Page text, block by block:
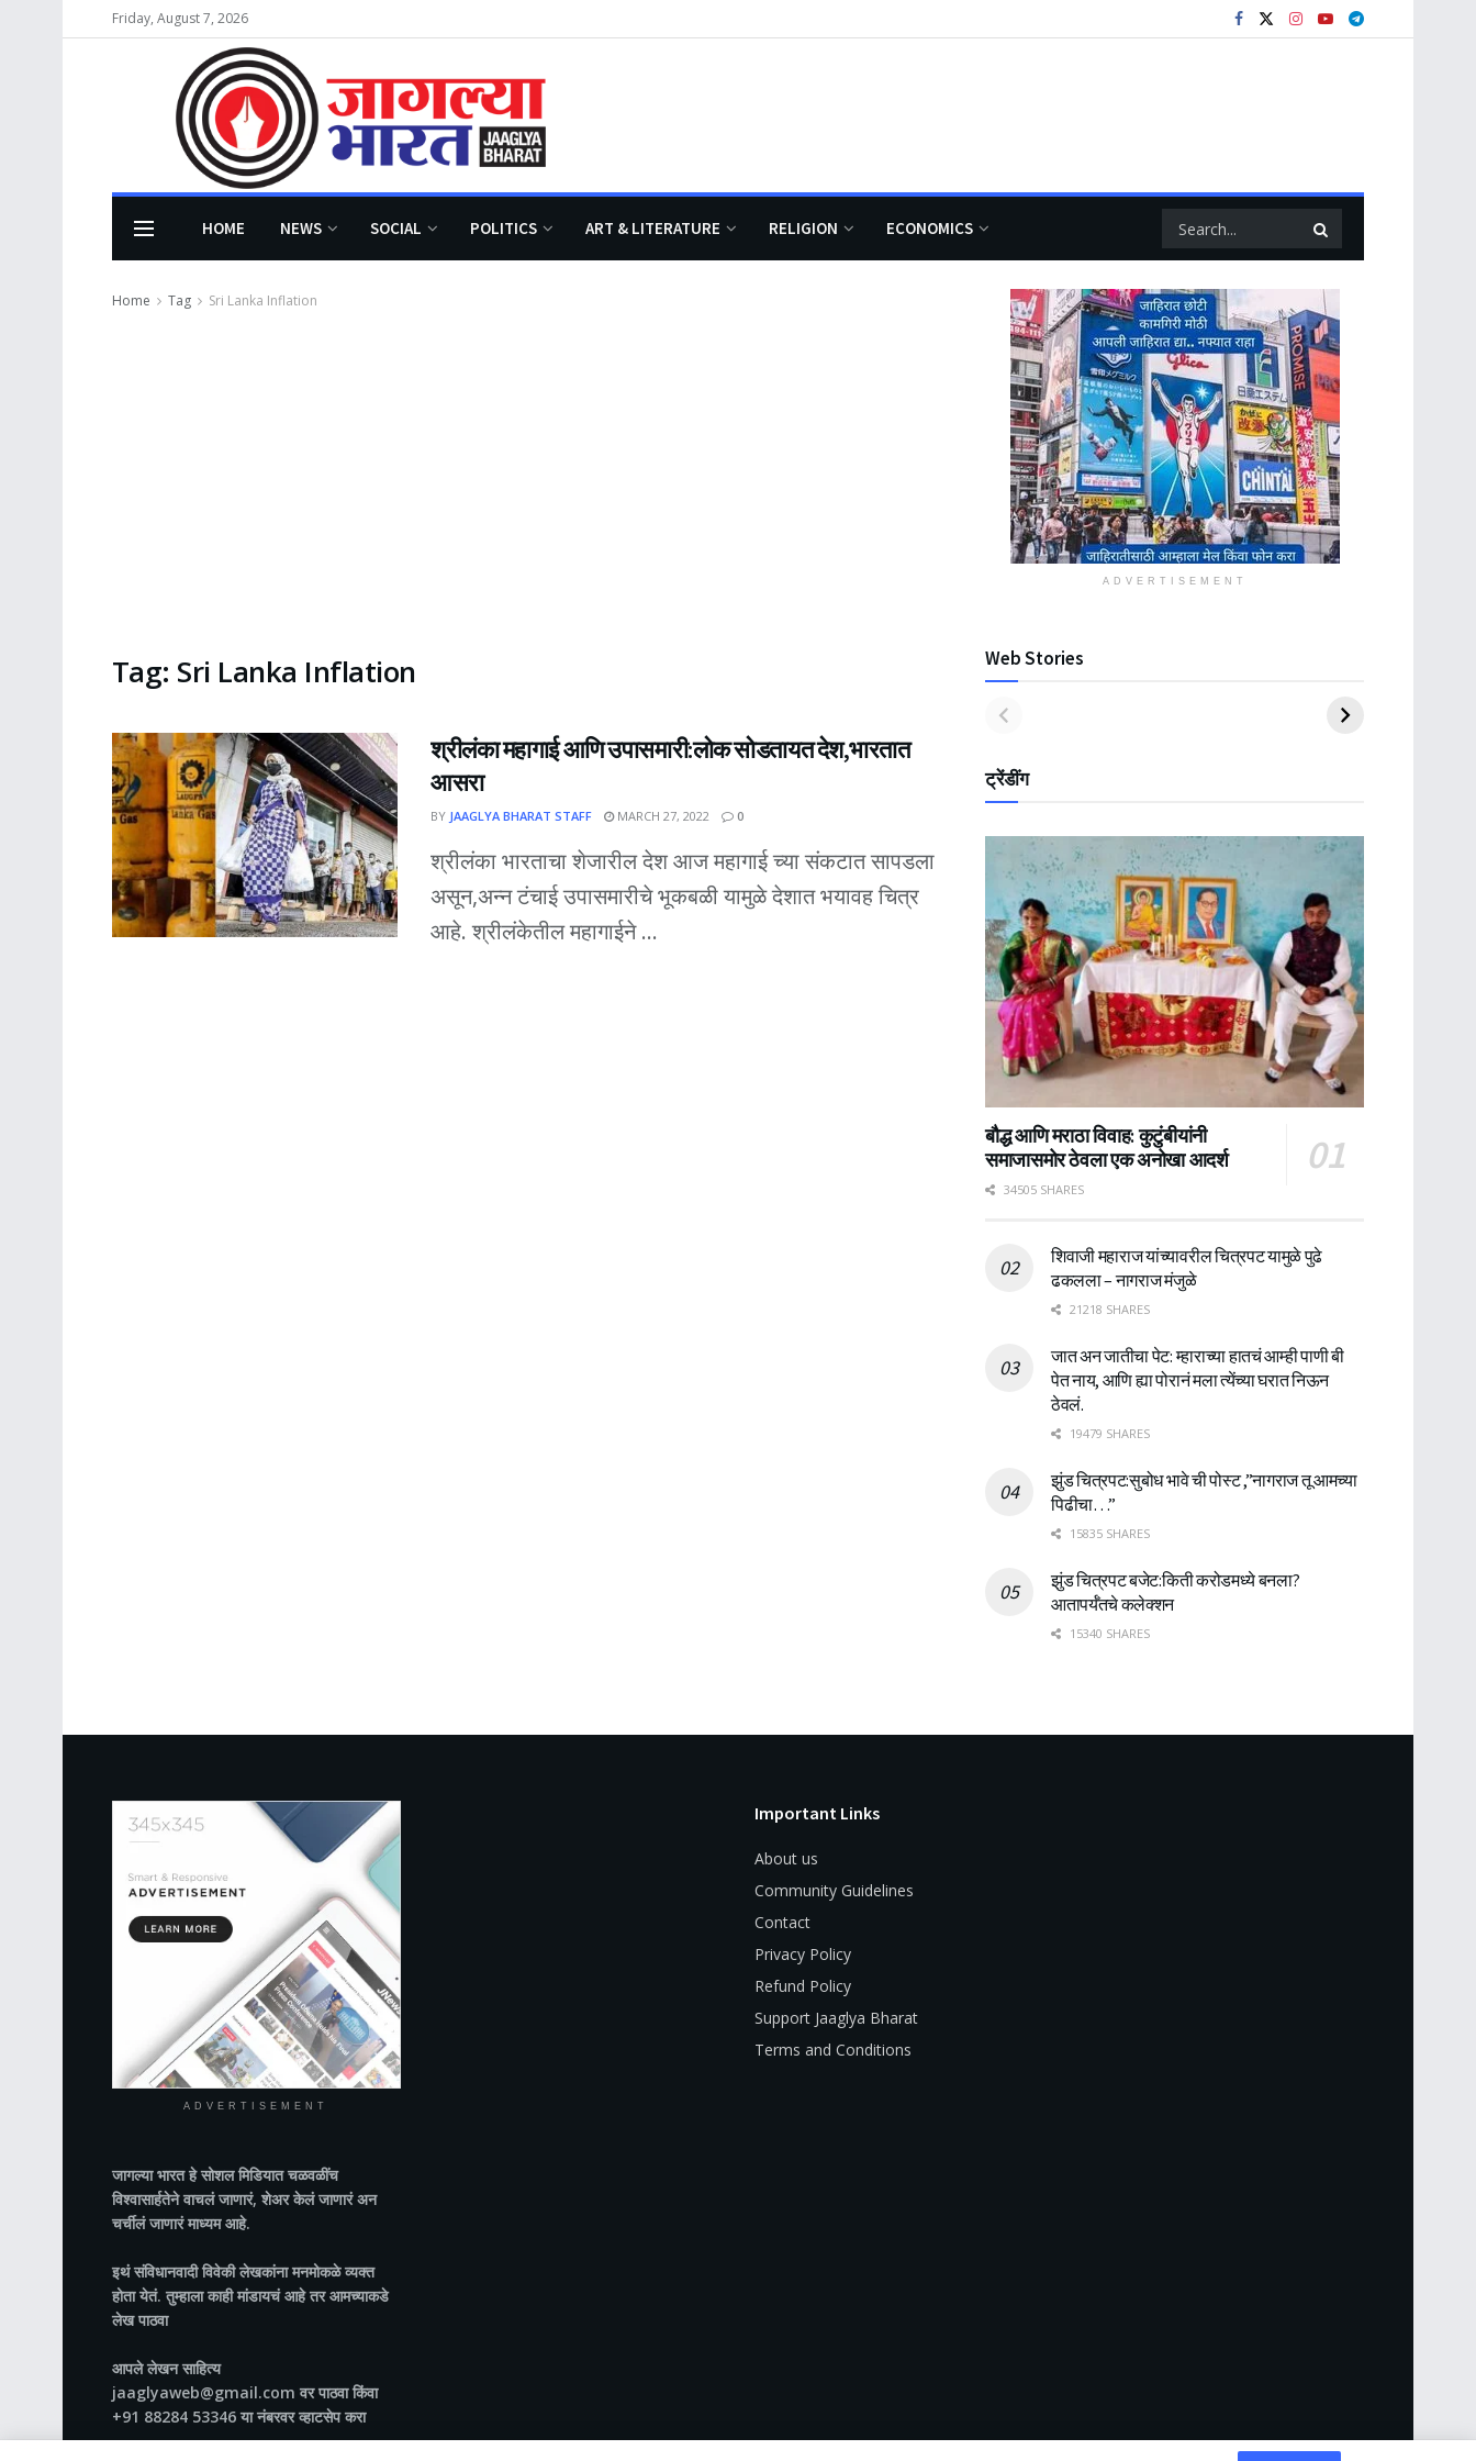
Friday, August 7, 2026
HOME NEWS SOCIAL POLITICS ART & LITERATURE RELIGION ECONOMICS
Home Tag Sri Lanka Inflation
Tag: Sri Lanka Inflation
श्रीलंका महागाई आणि उपासमारी:लोक सोडतायत देश,भारतात
आसरा
BY JAAGLYA BHARAT STAFF MARCH 27, 2022 0
श्रीलंका भारताचा शेजारील देश आज महागाई च्या संकटात सापडला
असून,अन्न टंचाई उपासमारीचे भूकबळी यामुळे देशात भयावह चित्र
आहे. श्रीलंकेतील महागाईने ...
ADVERTISEMENT
Web Stories
ट्रेंडींग
बौद्ध आणि मराठा विवाह: कुटुंबीयांनी
समाजासमोर ठेवला एक अनोखा आदर्श
34505 SHARES
शिवाजी महाराज यांच्यावरील चित्रपट यामुळे पुढे
ढकलला – नागराज मंजुळे
21218 SHARES
जात अन जातीचा पेट: म्हाराच्या हातचं आम्ही पाणी बी
पेत नाय, आणि ह्या पोरानं मला त्येंच्या घरात निऊन
ठेवलं.
19479 SHARES
झुंड चित्रपट:सुबोध भावे ची पोस्ट ,”नागराज तू आमच्या
पिढीचा…”
15835 SHARES
झुंड चित्रपट बजेट:किती करोडमध्ये बनला?
आतापर्यँतचे कलेक्शन
15340 SHARES
ADVERTISEMENT
जागल्या भारतहे सोशल मिडियात चळवळींच
विश्वासार्हतेने वाचलं जाणारं, शेअर केलं जाणारं अन
चर्चीलं जाणारं माध्यम आहे.
इथं संविधानवादी विवेकी लेखकांना मनमोकळे व्यक्त
होता येतं. तुम्हाला काही मांडायचं आहे तर आमच्याकडे
लेख पाठवा
आपले लेखन साहित्य
jaaglyaweb@gmail.com वर पाठवा किंवा
+91 88284 53346 या नंबरवर व्हाटसेप करा
Important Links
About us
Community Guidelines
Contact
Privacy Policy
Refund Policy
Support Jaaglya Bharat
Terms and Conditions